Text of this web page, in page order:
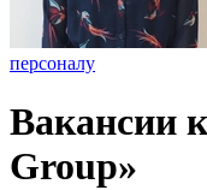
персоналу
Вакансии
Group»